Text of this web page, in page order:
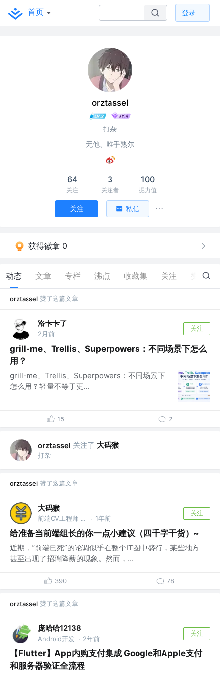
首页 登录
orztassel
打杂
无他、唯手熟尔
64
关注
3
关注者
100
掘力值
关注 私信
获得徽章 0
动态 文章 专栏 沸点 收藏集 关注 227
orztassel 赞了这篇文章
洛卡卡了
2月前
关注
grill-me、Trellis、Superpowers：不同场景下怎么
用？
grill-me、Trellis、Superpowers：不同场景下
怎么用？轻量不等于更...
15 2
orztassel 关注了 大码猴
打杂
orztassel 赞了这篇文章
大码猴
前端CV工程师 @ACV总部 · 1年前
关注
给准备当前端组长的你一点小建议（四千字干货）~
近期，“前端已死”的论调似乎在整个IT圈中盛行，某些地方
甚至出现了招聘降薪的现象。然而，...
390 78
orztassel 赞了这篇文章
庞哈哈12138
Android开发 · 2年前
关注
【Flutter】App内购支付集成 Google和Apple支付
和服务器验证全流程